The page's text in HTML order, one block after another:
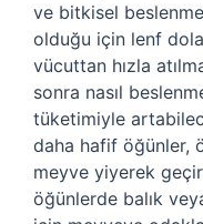
ve bitkisel
olduğu için lenf
vücuttan hızla
sonra nasıl
tüketimiyle
daha hafif öğünler,
meyve yiyerek
öğünlerde balık